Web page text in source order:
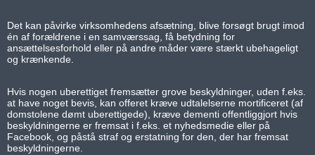
Det kan påvirke virksomhedens afsætning, blive forsøgt brugt imod
én af forældrene i en samværssag, få betydning for
ansættelsesforhold eller på andre måder være stærkt ubehageligt
og krænkende.
Hvis nogen uberettiget fremsætter grove beskyldninger, uden f.eks.
at have noget bevis, kan offeret kræve udtalelserne mortificeret (af
domstolene dømt uberettigede), kræve dementi offentliggjort hvis
beskyldningerne er fremsat i f.eks. et nyhedsmedie eller på
Facebook, og påstå straf og erstatning for den, der har fremsat
beskyldningerne.